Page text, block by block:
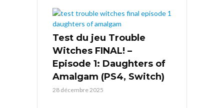
Test du jeu Trouble
Witches FINAL! –
Episode 1: Daughters of
Amalgam (PS4, Switch)
28 décembre 2025